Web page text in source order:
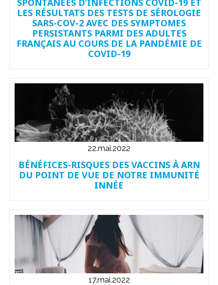
LES RÉSULTATS DES TESTS DE SÉROLOGIE
SARS-COV-2 AVEC DES SYMPTOMES
PERSISTANTS PARMI DES ADULTES
FRANÇAIS AU COURS DE LA PANDÉMIE DE
COVID-19
22.mai.2022
BÉNÉFICES-RISQUES DES VACCINS À ARN
DU POINT DE VUE DE NOTRE IMMUNITÉ
INNÉE
17.mai.2022